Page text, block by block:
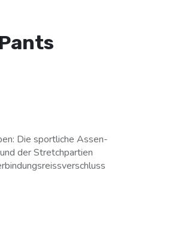
Die sportliche Assen-
der Stretchpartien